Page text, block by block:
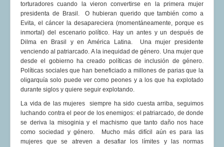
Multimedia
Archivos
Contacto
Afirmación
COMUNERA 67 EN PDF numero de presentación de la
voz de la Casa de los pueblos
torturadores cuando la vieron convertirse en la primera mujer
presidenta de Brasil. O hubieran querido que también como a
Evita, el cáncer la desapareciera (momentáneamente, porque es
inmortal) del escenario político. Hay un antes y un después de
Dilma en Brasil y en América Latina. Una mujer presidente
venciendo al patriarcado. A la inequidad de género. Una mujer que
desde el gobierno ha creado políticas de inclusión de género.
Políticas sociales que han beneficiado a millones de parias que la
oligarquía solo puede ver como peones y a los que ha explotado
durante siglos y quiere seguir explotando.
La vida de las mujeres siempre ha sido cuesta arriba, seguimos
luchando contra el peor de los enemigos: el patriarcado, de donde
se deriva la misoginia y el machismo que tanto daño nos hace
como sociedad y género. Mucho más difícil aún es para las
mujeres que se atreven a desafiar los límites y las normas